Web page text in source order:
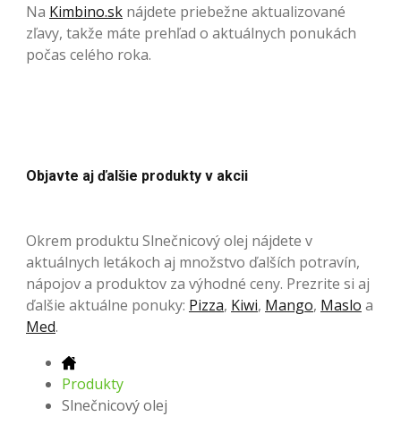
Na Kimbino.sk nájdete priebežne aktualizované
zľavy, takže máte prehľad o aktuálnych ponukách
počas celého roka.
Objavte aj ďalšie produkty v akcii
Okrem produktu Slnečnicový olej nájdete v
aktuálnych letákoch aj množstvo ďalších potravín,
nápojov a produktov za výhodné ceny. Prezrite si aj
ďalšie aktuálne ponuky: Pizza, Kiwi, Mango, Maslo a
Med.
Produkty
Slnečnicový olej